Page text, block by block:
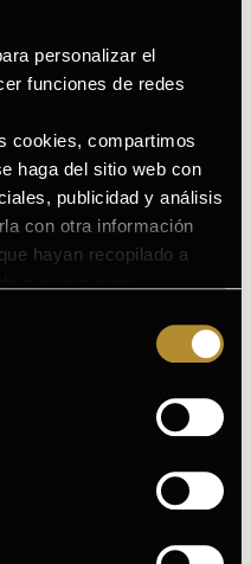
personalizar el
funciones de redes
cookies, compartimos
haga del sitio web con
publicidad y análisis
con otra información
hayan recopilado a
Efecto Flash de
descansado y radiante de
de noche son
causados durante el